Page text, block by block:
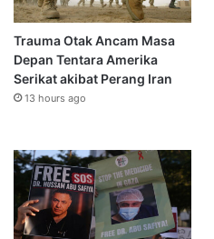
Trauma Otak Ancam Masa
Depan Tentara Amerika
Serikat akibat Perang Iran
13 hours ago